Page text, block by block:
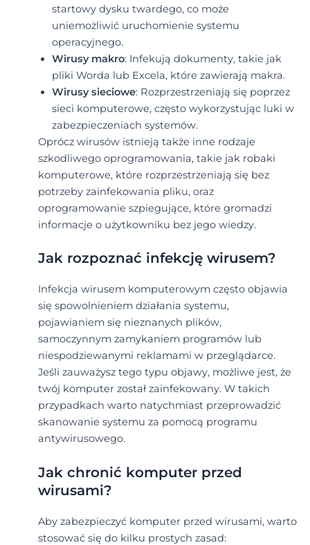
startowy dysku twardego, co może
uniemożliwić uruchomienie systemu
operacyjnego.
Wirusy makro: Infekują dokumenty, takie jak
pliki Worda lub Excela, które zawierają makra.
Wirusy sieciowe: Rozprzestrzeniają się poprzez
sieci komputerowe, często wykorzystując luki w
zabezpieczeniach systemów.
Oprócz wirusów istnieją także inne rodzaje
szkodliwego oprogramowania, takie jak robaki
komputerowe, które rozprzestrzeniają się bez
potrzeby zainfekowania pliku, oraz
oprogramowanie szpiegujące, które gromadzi
informacje o użytkowniku bez jego wiedzy.
Jak rozpoznać infekcję wirusem?
Infekcja wirusem komputerowym często objawia
się spowolnieniem działania systemu,
pojawianiem się nieznanych plików,
samoczynnym zamykaniem programów lub
niespodziewanymi reklamami w przeglądarce.
Jeśli zauważysz tego typu objawy, możliwe jest, że
twój komputer został zainfekowany. W takich
przypadkach warto natychmiast przeprowadzić
skanowanie systemu za pomocą programu
antywirusowego.
Jak chronić komputer przed
wirusami?
Aby zabezpieczyć komputer przed wirusami, warto
stosować się do kilku prostych zasad: